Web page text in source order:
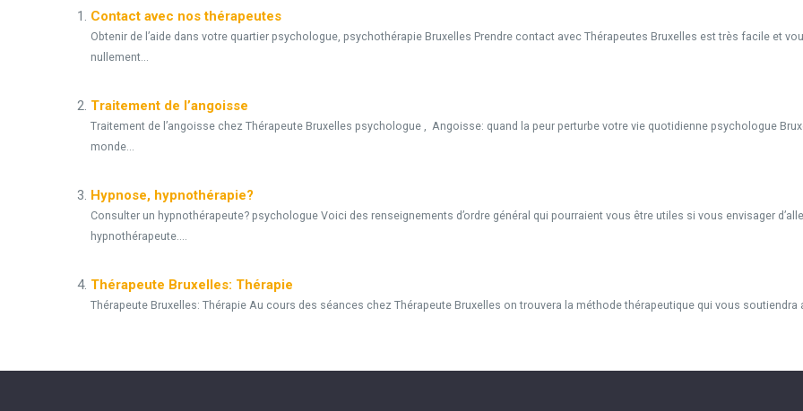
Contact avec nos thérapeutes
Obtenir de l’aide dans votre quartier psychologue, psychothérapie Bruxelles Prendre contact avec Thérapeutes Bruxelles est très facile et
nullement...
Traitement de l’angoisse
Traitement de l’angoisse chez Thérapeute Bruxelles psychologue , Angoisse: quand la peur perturbe votre vie quotidienne psychologue
monde...
Hypnose, hypnothérapie?
Consulter un hypnothérapeute? psychologue Voici des renseignements d’ordre général qui pourraient vous être utiles si vous envisager
hypnothérapeute....
Thérapeute Bruxelles: Thérapie
Thérapeute Bruxelles: Thérapie Au cours des séances chez Thérapeute Bruxelles on trouvera la méthode thérapeutique qui vous soutiendra